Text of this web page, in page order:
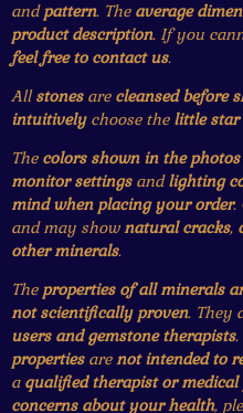
andpattern. The average
product description. If you
feel free to contact us.
Allstonesare cleansed before
intuitivelychoose the little star
The colors shown in the photos
monitor settingsandlighting
mind when placing your order.
and may shownatural cracks,
other minerals.
The properties of all minerals
not scientifically proven. They
users and gemstone therapists.
propertiesarenot intended to
a qualified therapist or medical
concerns about your health,